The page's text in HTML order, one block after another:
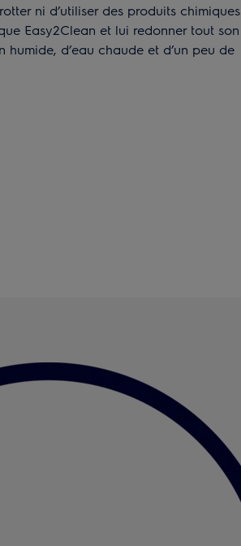
ni d’utiliser des produits chimiques
Easy2Clean et lui redonner tout son
humide, d’eau chaude et d’un peu de